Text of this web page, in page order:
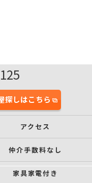
探しはこちら
アクセス
仲介手数料なし
家具家電付き